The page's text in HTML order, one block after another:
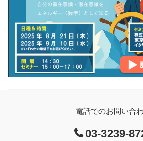
電話でのお問い合
03-3239-